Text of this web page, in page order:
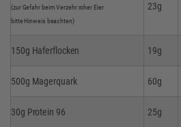
(zur Gefahr beim Verzehr roher Eier
bitte Hinweis beachten)
23g
150g Haferflocken 19g
500g Magerquark 60g
30g Protein 96 25g